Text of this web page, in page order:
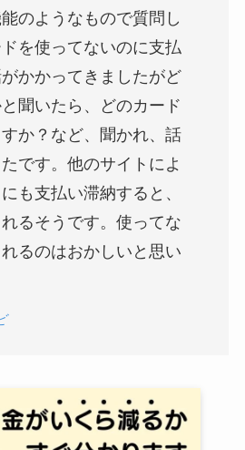
のようなもので質問し
を使ってないのに支払
かかってきましたがど
聞いたら、どのカード
か？など、聞かれ、話
です。他のサイトによ
も支払い滞納すると、
るそうです。使ってな
るのはおかしいと思い